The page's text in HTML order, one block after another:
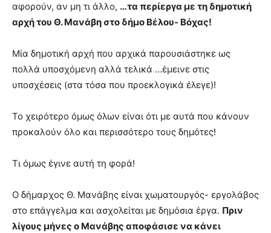
αφορούν, αν μη τι άλλο, …τα περίεργα με τη δημοτική
αρχή του Θ. Μανάβη στο δήμο Βέλου- Βόχας!
Μία δημοτική αρχή που αρχικά παρουσιάστηκε ως
πολλά υποσχόμενη αλλά τελικά …έμεινε στις
υποσχέσεις (στα τόσα που προεκλογικά έλεγε)!
Το χειρότερο όμως όλων είναι ότι με αυτά που κάνουν
προκαλούν όλο και περισσότερο τους δημότες!
Τι όμως έγινε αυτή τη φορά!
Ο δήμαρχος Θ. Μανάβης είναι χωματουργός- εργολάβος
στο επάγγελμα και ασχολείται με δημόσια έργα. Πριν
λίγους μήνες ο Μανάβης αποφάσισε να κάνει